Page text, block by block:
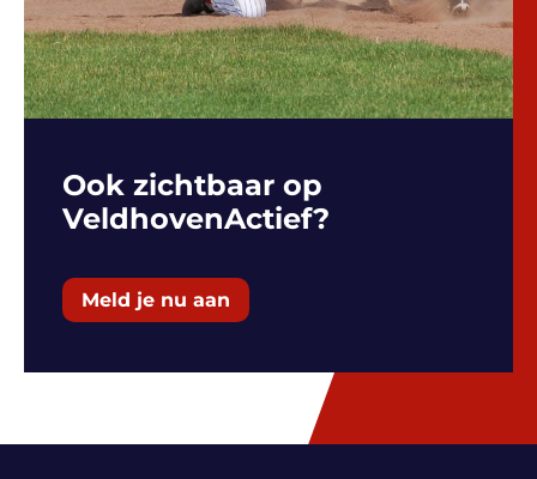
Ook zichtbaar op
VeldhovenActief?
Meld je nu aan